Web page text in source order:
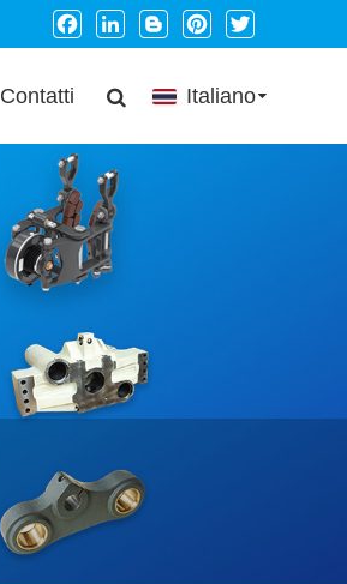
Facebook
LinkedInBloggerPinterestTwitter
Contatti Italiano